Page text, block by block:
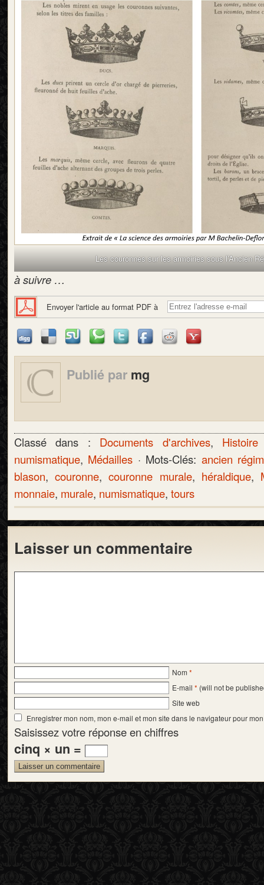
Les couronnes sur les armoiries sous l’Ancien
à suivre …
Envoyer l'article au format PDF à
Publié par mg
Classé dans : Documents d'archives,
numismatique, Médailles · Mots-Clés: ancien
blason,couronne,couronne murale, héraldique,
monnaie, murale, numismatique, tours
Laisser un commentaire
Nom *
E-mail * (will not be
Site web
Enregistrer mon nom, mon e-mail et mon site dans le navigateur pour
Saisissez votre réponse en chiffres
cinq × un =